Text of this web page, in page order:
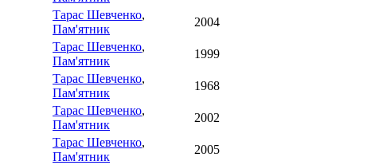
Тарас Шевченко,
Пам'ятник
2004
Тарас Шевченко,
Пам'ятник
1999
Тарас Шевченко,
Пам'ятник
1968
Тарас Шевченко,
Пам'ятник
2002
Тарас Шевченко,
Пам'ятник
2005